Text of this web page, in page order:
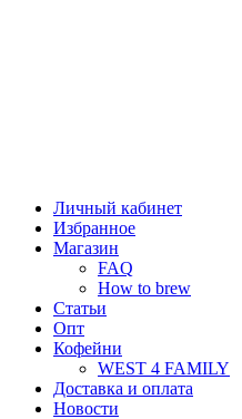
Личный кабинет
Избранное
Магазин
FAQ
How to brew
Статьи
Опт
Кофейни
WEST 4 FAMILY
Доставка и оплата
Новости